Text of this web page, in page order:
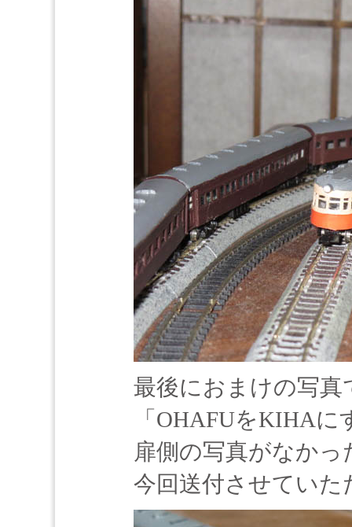
最後におまけの写
「OHAFUをKIHA
扉側の写真がなかっ
今回送付させていた